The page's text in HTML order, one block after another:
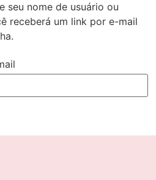
seu nome de usuário ou
receberá um link por e-mail